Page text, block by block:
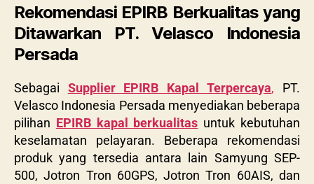
Rekomendasi EPIRB Berkualitas yang
Ditawarkan PT. Velasco Indonesia
Persada
Sebagai Supplier EPIRB Kapal Terpercaya, PT.
Velasco Indonesia Persada menyediakan beberapa
pilihan EPIRB kapal berkualitas untuk kebutuhan
keselamatan pelayaran. Beberapa rekomendasi
produk yang tersedia antara lain Samyung SEP-
500, Jotron Tron 60GPS, Jotron Tron 60AIS, dan